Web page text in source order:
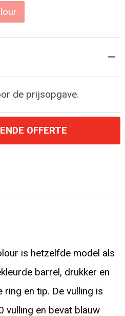
de prijsopgave.
OFFERTE
is hetzelfde model als
barrel, drukker en
en tip. De vulling is
vulling en bevat blauw